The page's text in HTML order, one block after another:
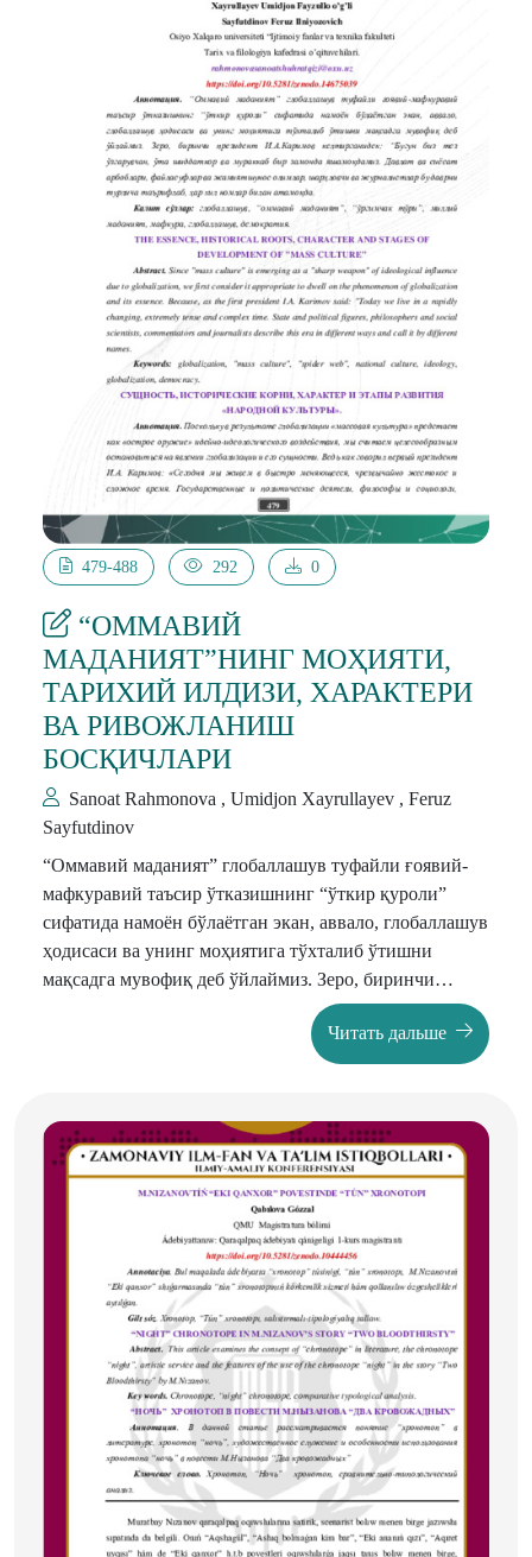
Область применения: литературоведение, корейское
литературоведение, литература стран Азии и Африки.
479-488 292 0
“ОММАВИЙ
МАДАНИЯТ”НИНГ МОҲИЯТИ,
ТАРИХИЙ ИЛДИЗИ, ХАРАКТЕРИ
ВА РИВОЖЛАНИШ
БОСҚИЧЛАРИ
Sanoat Rahmonova , Umidjon Xayrullayev , Feruz
Sayfutdinov
“Оммавий маданият” глобаллашув туфайли ғоявий-
мафкуравий таъсир ўтказишнинг “ўткир қуроли”
сифатида намоён бўлаётган экан, аввало, глобаллашув
ҳодисаси ва унинг моҳиятига тўхталиб ўтишни
мақсадга мувофиқ деб ўйлаймиз. Зеро, биринчи
президент И.А.Каримов келтирганидек: “Бугун биз
тез ўзгарувчан, ўта шиддаткор ва мураккаб бир
замонда яшамоқдамиз. Давлат ва сиёсат арбоблари,
журналистлар бу даврни турлича таърифлаб, ҳар хил
номлар билан атамоқда.
Читать дальше